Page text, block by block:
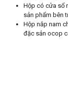
Hộp có cửa sổ
sản phẩm bên
Hộp nắp nam
đặc sản ocop